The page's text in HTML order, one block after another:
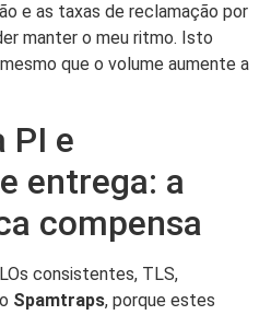
e as taxas de reclamação por
manter o meu ritmo. Isto
que o volume aumente a
PI e
entrega: a
compensa
consistentes, TLS,
Spamtraps, porque estes